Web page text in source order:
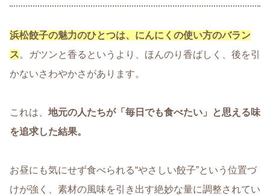
浜松餃子の魅力のひとつは、 にんにくの使い方のバラン
ス。ガツンと香るというより、ほんのり香ばしく、後を引
かないさわやかさがあります。
これは、 地元の人たちが「毎日でも食べたい」と思える味
を追求した結果。
お昼にも気にせず食べられる“やさしい餃子”という位置づ
けが強く、素材の風味を引き出す絶妙な量に調整されてい